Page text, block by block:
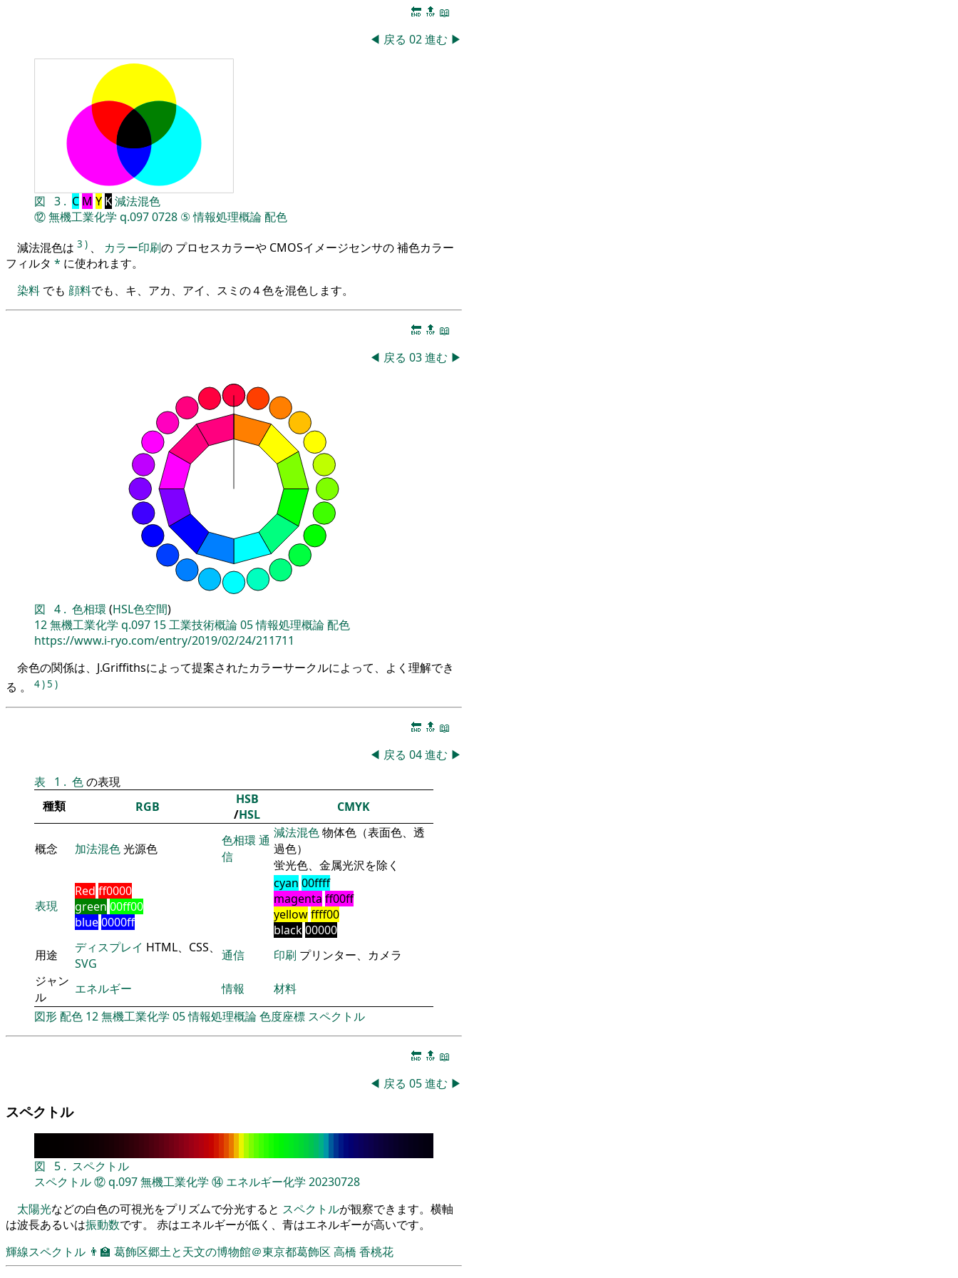
🔚 🔝 📖
◀ 戻る 02進む ▶
図 3 . C M Y K減法混色
⑫無機工業化学 q.0970728 ⑤情報処理概論配色
減法混色は 3 ) 、 カラー印刷の プロセスカラーや CMOSイメージセンサの 補色カラー
フィルタ * に使われます。
染料 でも 顔料でも、キ、アカ、アイ、スミの４色を混色します。
🔚 🔝 📖
◀ 戻る 03進む ▶
図 4 . 色相環 (HSL色空間)
12無機工業化学 q.097 15工業技術概論05情報処理概論配色
https://www.i-ryo.com/entry/2019/02/24/211711
余色の関係は、J.Griffithsによって提案されたカラーサークルによって、よく理解でき
る 。
4)5 )
🔚 🔝 📖
◀ 戻る 04進む ▶
表
1 . 色の表現
種類
RGB
HSB
/HSL CMYK
概念 加法混色光源色
色相環 通
信
減法混色物体色（表面色、透
過色）
蛍光色、金属光沢を除く
表現
Red ff0000
green 00ff00
blue0000ff
cyan 00ffff
magenta ff00ff
yellowffff00
black00000
用途
ディスプレイ HTML、CSS、
SVG
通信 印刷 プリンター、カメラ
ジャン
ル
エネルギー 情報
材料
図形配色 12無機工業化学 05情報処理概論色度座標 スペクトル
🔚 🔝 📖
◀ 戻る 05進む ▶
スペクトル
図 5 . スペクトル
スペクトル⑫q.097無機工業化学 ⑭ エネルギー化学 20230728
太陽光などの白色の可視光をプリズムで分光すると スペクトルが観察できます。横軸
は波長あるいは振動数です。 赤はエネルギーが低く、青はエネルギーが高いです。
輝線スペクトル 👨‍🏫 葛飾区郷土と天文の博物館＠東京都葛飾区 高橋 香桃花